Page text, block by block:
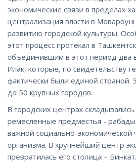
экономические связи в пределах
централизация власти в
развитию городской культуры.
этот процесс протекал в
объединившим в этот период
Илак, которые, по свидетельству
фактически были единой страной.
до 50 крупных городов.
В городских центрах
ремесленные предместья -
важной социально-экономической
организма. В крупнейший центр
превратилась его столица – Бинкат.